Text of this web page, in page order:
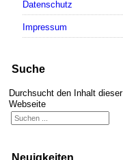
Datenschutz
Impressum
Suche
Durchsucht den Inhalt dieser
Webseite
Neuigkeiten